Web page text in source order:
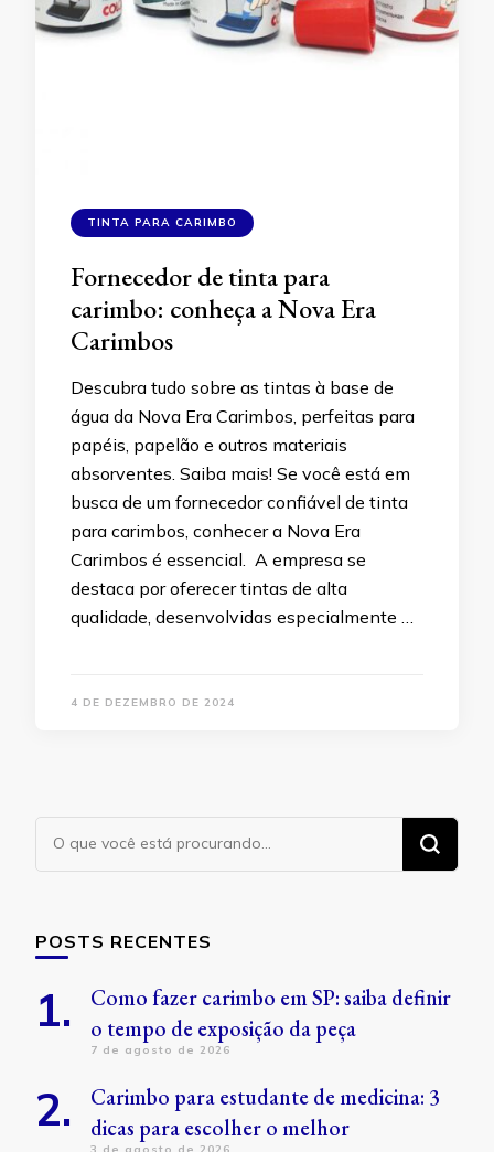
TINTA PARA CARIMBO
Fornecedor de tinta para
carimbo: conheça a Nova Era
Carimbos
Descubra tudo sobre as tintas à base de
água da Nova Era Carimbos, perfeitas para
papéis, papelão e outros materiais
absorventes. Saiba mais! Se você está em
busca de um fornecedor confiável de tinta
para carimbos, conhecer a Nova Era
Carimbos é essencial. A empresa se
destaca por oferecer tintas de alta
qualidade, desenvolvidas especialmente …
4 DE DEZEMBRO DE 2024
POSTS RECENTES
Como fazer carimbo em SP: saiba definir
o tempo de exposição da peça
7 de agosto de 2026
Carimbo para estudante de medicina: 3
dicas para escolher o melhor
3 de agosto de 2026